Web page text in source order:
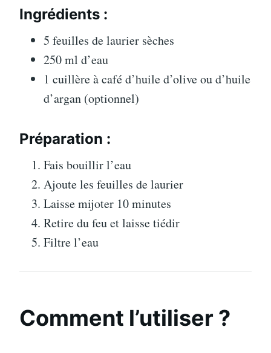
Ingrédients :
5 feuilles de laurier sèches
250 ml d’eau
1 cuillère à café d’huile d’olive ou d’huile
d’argan (optionnel)
Préparation :
Fais bouillir l’eau
Ajoute les feuilles de laurier
Laisse mijoter 10 minutes
Retire du feu et laisse tiédir
Filtre l’eau
Comment l’utiliser ?